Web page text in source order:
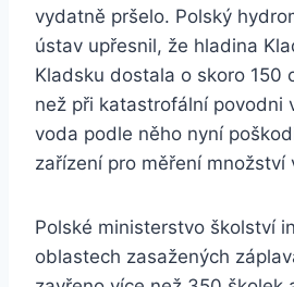
vydatně pršelo. Polský
ústav upřesnil, že hladina
Kladsku dostala o skoro 150
než při katastrofální povodni
voda podle něho nyní
zařízení pro měření množství
Polské ministerstvo školství
oblastech zasažených